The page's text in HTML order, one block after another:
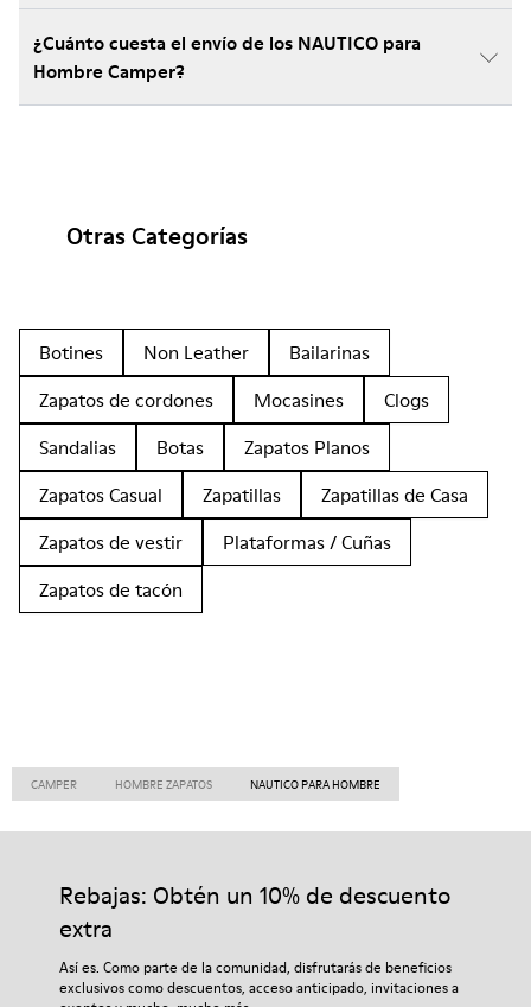
¿Cuánto cuesta el envío de los NAUTICO para
Hombre Camper?
Otras Categorías
Botines Non Leather
Bailarinas
Zapatos de cordones
Mocasines
Clogs
Sandalias
Botas
Zapatos Planos
Zapatos Casual
Zapatillas
Zapatillas de Casa
Zapatos de vestir
Plataformas / Cuñas
Zapatos de tacón
CAMPER HOMBRE ZAPATOS NAUTICO PARA HOMBRE
Rebajas: Obtén un 10% de descuento
extra
Así es. Como parte de la comunidad, disfrutarás de beneficios
exclusivos como descuentos, acceso anticipado, invitaciones a